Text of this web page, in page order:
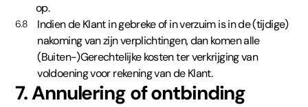
op.
6.8
Indien de Klant in gebreke of in verzuim is in de (tijdige)
nakoming van zijn verplichtingen, dan komen alle
(Buiten-)Gerechtelijke kosten ter verkrijging van
voldoening voor rekening van de Klant.
7. Annulering of ontbinding